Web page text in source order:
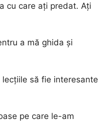
cu care ați predat. Ați
a mă ghida și
să fie interesante
pe care le-am